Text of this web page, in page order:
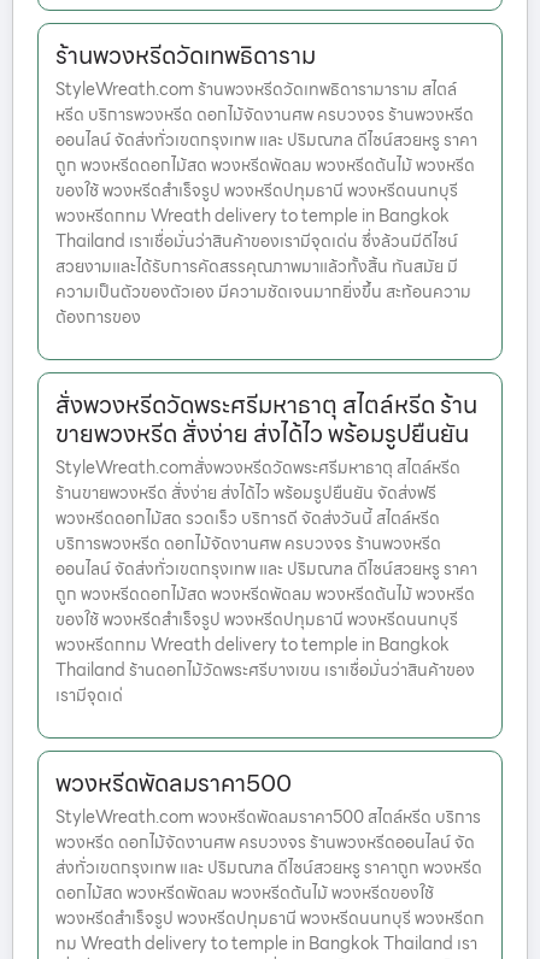
ร้านพวงหรีดวัดเทพธิดาราม
StyleWreath.com ร้านพวงหรีดวัดเทพธิดารามาราม สไตล์
หรีด บริการพวงหรีด ดอกไม้จัดงานศพ ครบวงจร ร้านพวงหรีด
ออนไลน์ จัดส่งทั่วเขตกรุงเทพ และ ปริมณฑล ดีไซน์สวยหรู ราคา
ถูก พวงหรีดดอกไม้สด พวงหรีดพัดลม พวงหรีดต้นไม้ พวงหรีด
ของใช้ พวงหรีดสำเร็จรูป พวงหรีดปทุมธานี พวงหรีดนนทบุรี
พวงหรีดกทม Wreath delivery to temple in Bangkok
Thailand เราเชื่อมั่นว่าสินค้าของเรามีจุดเด่น ซึ่งล้วนมีดีไซน์
สวยงามและได้รับการคัดสรรคุณภาพมาแล้วทั้งสิ้น ทันสมัย มี
ความเป็นตัวของตัวเอง มีความชัดเจนมากยิ่งขึ้น สะท้อนความ
ต้องการของ
สั่งพวงหรีดวัดพระศรีมหาธาตุ สไตล์หรีด ร้าน
ขายพวงหรีด สั่งง่าย ส่งได้ไว พร้อมรูปยืนยัน
StyleWreath.comสั่งพวงหรีดวัดพระศรีมหาธาตุ สไตล์หรีด
ร้านขายพวงหรีด สั่งง่าย ส่งได้ไว พร้อมรูปยืนยัน จัดส่งฟรี
พวงหรีดดอกไม้สด รวดเร็ว บริการดี จัดส่งวันนี้ สไตล์หรีด
บริการพวงหรีด ดอกไม้จัดงานศพ ครบวงจร ร้านพวงหรีด
ออนไลน์ จัดส่งทั่วเขตกรุงเทพ และ ปริมณฑล ดีไซน์สวยหรู ราคา
ถูก พวงหรีดดอกไม้สด พวงหรีดพัดลม พวงหรีดต้นไม้ พวงหรีด
ของใช้ พวงหรีดสำเร็จรูป พวงหรีดปทุมธานี พวงหรีดนนทบุรี
พวงหรีดกทม Wreath delivery to temple in Bangkok
Thailand ร้านดอกไม้วัดพระศรีบางเขน เราเชื่อมั่นว่าสินค้าของ
เรามีจุดเด่
พวงหรีดพัดลมราคา500
StyleWreath.com พวงหรีดพัดลมราคา500 สไตล์หรีด บริการ
พวงหรีด ดอกไม้จัดงานศพ ครบวงจร ร้านพวงหรีดออนไลน์ จัด
ส่งทั่วเขตกรุงเทพ และ ปริมณฑล ดีไซน์สวยหรู ราคาถูก พวงหรีด
ดอกไม้สด พวงหรีดพัดลม พวงหรีดต้นไม้ พวงหรีดของใช้
พวงหรีดสำเร็จรูป พวงหรีดปทุมธานี พวงหรีดนนทบุรี พวงหรีดก
ทม Wreath delivery to temple in Bangkok Thailand เรา